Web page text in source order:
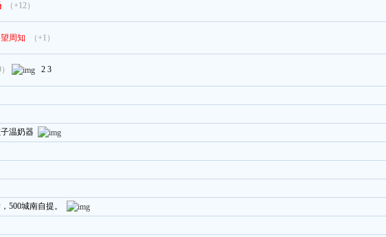
（+12）
周知 （+1）
2 3
温奶器
500城南自提。